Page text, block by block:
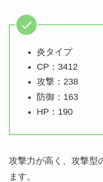
炎タイプ
CP：3412
攻撃：238
防御：163
HP：190
攻撃力が高く、攻撃型
ます。